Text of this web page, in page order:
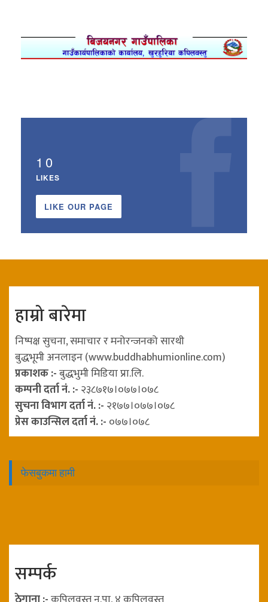
10
LIKES
LIKE OUR PAGE
हाम्रो बारेमा
निष्पक्ष सुचना, समाचार र मनोरन्जनको सारथी
बुद्धभूमी अनलाइन (www.buddhabhumionline.com)
प्रकाशक :-बुद्धभुमी मिडिया प्रा.लि.
कम्पनी दर्ता नं. :- २३८७१७।०७७।०७८
सुचना विभाग दर्ता नं. :- २१७७।०७७।०७८
प्रेस काउन्सिल दर्ता नं. :- ०७७।०७८
फेसबुकमा हामी
सम्पर्क